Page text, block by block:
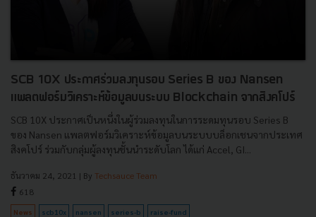
SCB 10X ประกาศร่วมลงทุนรอบ Series B ของ Nansen
แพลตฟอร์มวิเคราะห์ข้อมูลบนระบบ Blockchain จากสิงคโปร์
SCB 10X ประกาศเป็นหนึ่งในผู้ร่วมลงทุนในการระดมทุนรอบ Series B
ของ Nansen แพลตฟอร์มวิเคราะห์ข้อมูลบนระบบบล็อกเชนจากประเทศ
สิงคโปร์ ร่วมกับกลุ่มผู้ลงทุนชั้นนำระดับโลก ได้แก่ Accel, GI...
ธันวาคม 24, 2021 | By Techsauce Team
618
News scb10x nansen series-b raise-fund